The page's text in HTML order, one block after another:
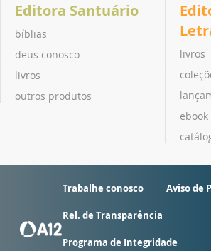
Editora Santuário
bíblias
deus conosco
livros
outros produtos
livros
ebook
Trabalhe conosco Aviso de
Rel. de Transparência
Programa de Integridade